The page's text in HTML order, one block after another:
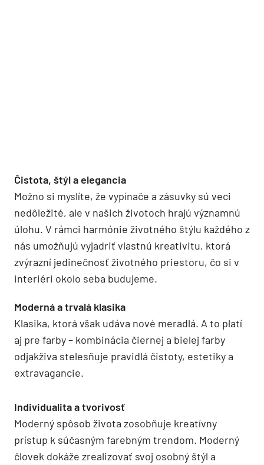
Čistota, štýl a elegancia
Možno si myslíte, že vypínače a zásuvky sú veci
nedôležité, ale v našich životoch hrajú významnú
úlohu. V rámci harmónie životného štýlu každého z
nás umožňujú vyjadriť vlastnú kreativitu, ktorá
zvýrazní jedinečnosť životného priestoru, čo si v
interiéri okolo seba budujeme.
Moderná a trvalá klasika
Klasika, ktorá však udáva nové meradlá. A to platí
aj pre farby – kombinácia čiernej a bielej farby
odjakživa stelesňuje pravidlá čistoty, estetiky a
extravagancie.
Individualita a tvorivosť
Moderný spôsob života zosobňuje kreatívny
prístup k súčasným farebným trendom. Moderný
človek dokáže zrealizovať svoj osobný štýl a